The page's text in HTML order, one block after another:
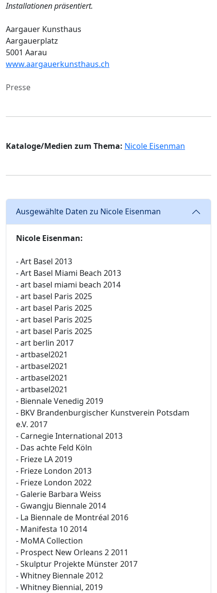
Installationen präsentiert.
Aargauer Kunsthaus
Aargauerplatz
5001 Aarau
www.aargauerkunsthaus.ch
Presse
Kataloge/Medien zum Thema: Nicole Eisenman
Ausgewählte Daten zu Nicole Eisenman
Nicole Eisenman:
- Art Basel 2013
- Art Basel Miami Beach 2013
- art basel miami beach 2014
- art basel Paris 2025
- art basel Paris 2025
- art basel Paris 2025
- art basel Paris 2025
- art berlin 2017
- artbasel2021
- artbasel2021
- artbasel2021
- artbasel2021
- Biennale Venedig 2019
- BKV Brandenburgischer Kunstverein Potsdam
e.V. 2017
- Carnegie International 2013
- Das achte Feld Köln
- Frieze LA 2019
- Frieze London 2013
- Frieze London 2022
- Galerie Barbara Weiss
- Gwangju Biennale 2014
- La Biennale de Montréal 2016
- Manifesta 10 2014
- MoMA Collection
- Prospect New Orleans 2 2011
- Skulptur Projekte Münster 2017
- Whitney Biennale 2012
- Whitney Biennial, 2019